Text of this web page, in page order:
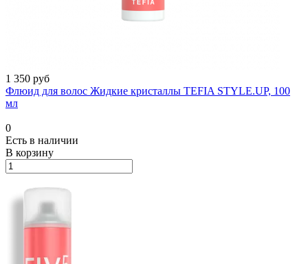
1 350 руб
Флюид для волос Жидкие кристаллы TEFIA STYLE.UP, 100
мл
0
Есть в наличии
В корзину